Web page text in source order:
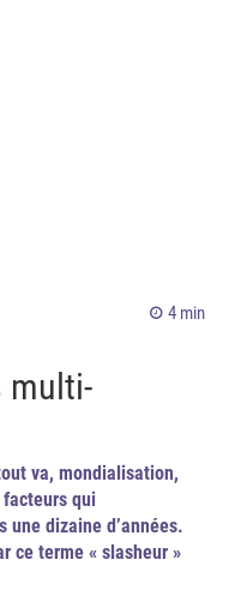
4 min
multi-
va, mondialisation,
qui
dizaine d’années.
ce terme « slasheur »